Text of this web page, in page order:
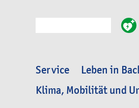
Service Leben in
Klima, Mobilität und